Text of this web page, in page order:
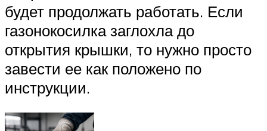
будет продолжать работать. Если
газонокосилка заглохла до
открытия крышки, то нужно просто
завести ее как положено по
инструкции.